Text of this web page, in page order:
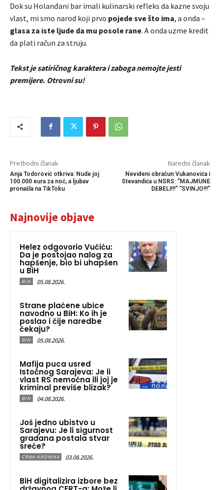
Dok su Holanđani bar imali kulinarski refleks da kazne svoju
vlast, mi smo narod koji prvo pojede sve što ima, a onda –
glasa za iste ljude da mu posole rane. A onda uzme kredit
da plati račun za struju.
Tekst je satiričnog karaktera i zaboga nemojte jesti
premijere. Otrovni su!
Prethodni članak
Anja Todorović otkriva: Nude joj
100.000 eura za noć, a ljubav
pronašla na TikToku
Naredni članak
Neviđeni obračun Vukanovića i
Stevandića u NSRS: “MAJMUNE
DEBELI!!!” “SVINJO!!!”
Najnovije objave
Helez odgovorio Vučiću:
Da je postojao nalog za
hapšenje, bio bi uhapšen
u BiH
BIH 05.08.2026.
Strane plaćene ubice
navodno u BiH: Ko ih je
poslao i čije naredbe
čekaju?
BIH 05.08.2026.
Mafija puca usred
Istočnog Sarajeva: Je li
vlast RS nemoćna ili joj je
kriminal previše blizak?
BIH 04.08.2026.
Još jedno ubistvo u
Sarajevu: Je li sigurnost
građana postala stvar
sreće?
CRNA HRONIKA 03.08.2026.
BiH digitalizira izbore bez